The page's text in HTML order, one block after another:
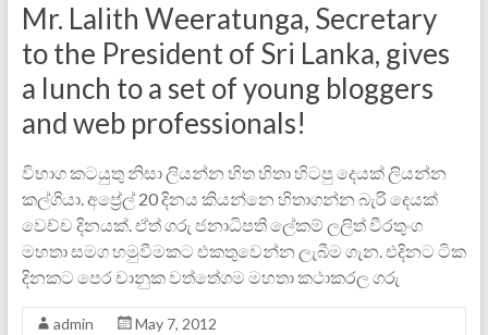
Mr. Lalith Weeratunga, Secretary
to the President of Sri Lanka, gives
a lunch to a set of young bloggers
and web professionals!
විභාග කටයුතු නිසා ලියන්න හිත හිතා හිටපු දෙයක් ලියන්න
කල්ගියා. අප්‍රේල් 20 දිනය කියන්නෙ හිතාගන්න බැරි දෙයක්
වෙච්ච දිනයක්. ඒත් ගරු ජනාධිපති ලේකම් ලලිත් වීරතුංග
මහතා සමග හමුවීමකට එකතුවෙන්න ලැබීම ගැන. එදිනට ටික
දිනකට පෙර චානුක වත්තේගම මහතා කථාකරල ගරු
admin
May 7, 2012